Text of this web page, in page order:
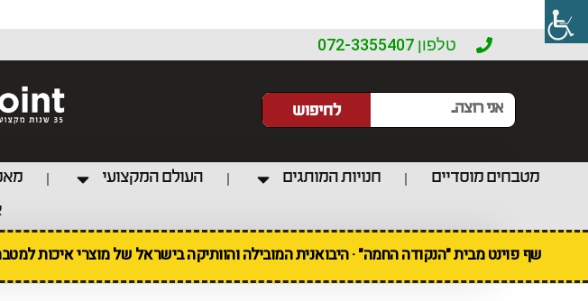
טלפון 072-3355407
לחיפוש
מטבחים מוסדיים חנויות המותגים העולם המקצועי
שף פוינט מבית "הנקודה החמה" · היבואנית המובילה והוותיקה בישראל של מוצרי איכות